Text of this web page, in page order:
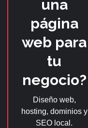
una
página
web para
tu
negocio?
Diseño web,
hosting, dominios y
SEO local.